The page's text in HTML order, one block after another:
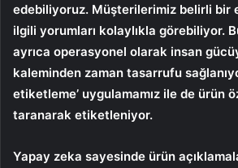
edebiliyoruz. Müşterilerimiz belirli bir
ilgili yorumları kolaylıkla görebiliyor.
ayrıca operasyonel olarak insan
kaleminden zaman tasarrufu
etiketleme’ uygulamamız ile de ürün
taranarak etiketleniyor.
Yapay zeka sayesinde ürün